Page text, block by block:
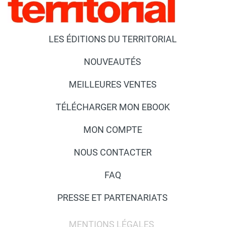
LES ÉDITIONS DU TERRITORIAL
NOUVEAUTÉS
MEILLEURES VENTES
TÉLÉCHARGER MON EBOOK
MON COMPTE
NOUS CONTACTER
FAQ
PRESSE ET PARTENARIATS
MENTIONS LÉGALES